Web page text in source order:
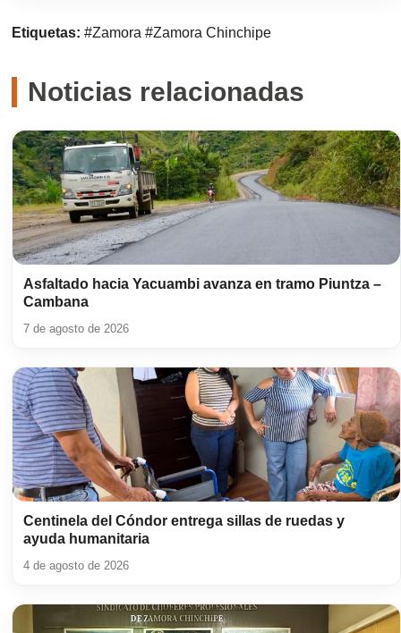
Etiquetas: #Zamora#Zamora Chinchipe
Noticias relacionadas
Asfaltado hacia Yacuambi avanza en tramo Piuntza –
Cambana
7 de agosto de 2026
Centinela del Cóndor entrega sillas de ruedas y
ayuda humanitaria
4 de agosto de 2026